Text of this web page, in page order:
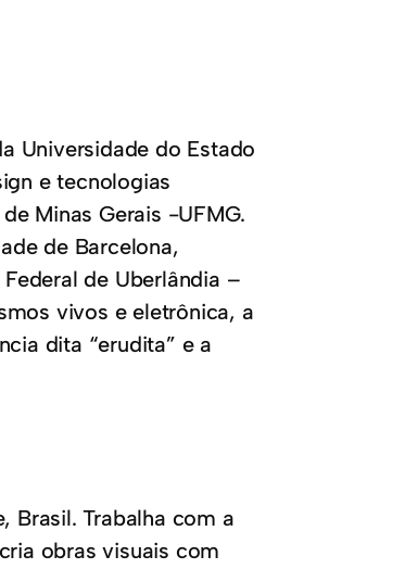
Universidade do Estado
e tecnologias
Minas Gerais -UFMG.
de Barcelona,
de Uberlândia –
vivos e eletrônica, a
dita “erudita” e a
Brasil. Trabalha com a
obras visuais com